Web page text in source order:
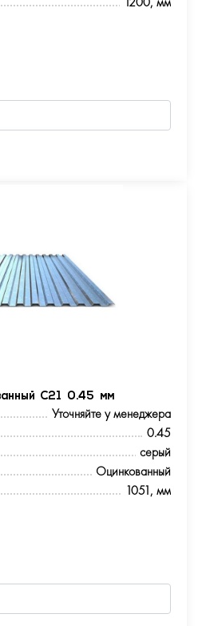
С21 0.45 мм
Уточняйте у менеджера
0.45
серый
Оцинкованный
1051, мм